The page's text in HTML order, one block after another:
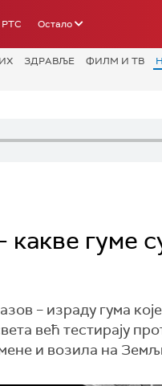
РТС Остало
ЗДРАВЉЕ ФИЛМ И ТВ
гуме
– израду гума
већ тестирају
и возила на